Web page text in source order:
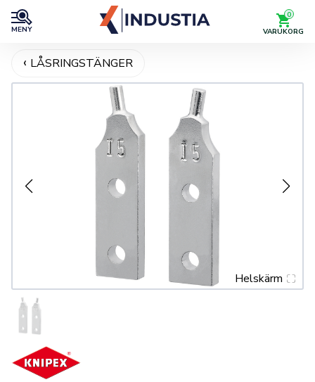
MENY
0
VARUKORG
LÅSRINGSTÄNGER
Helskärm